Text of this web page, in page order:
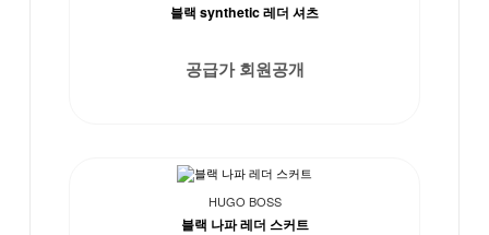
블랙 synthetic 레더 셔츠
공급가 회원공개
HUGO BOSS
블랙 나파 레더 스커트